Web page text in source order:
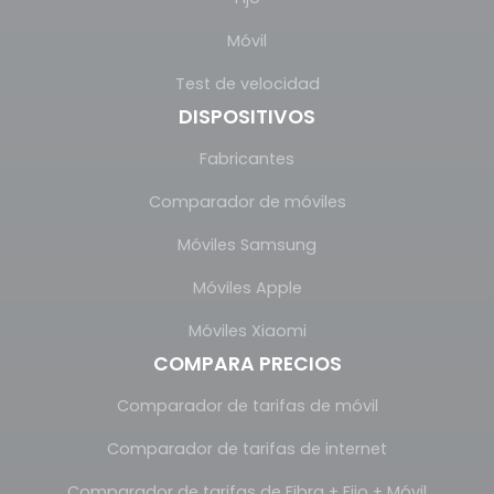
Móvil
Test de velocidad
DISPOSITIVOS
Fabricantes
Comparador de móviles
Móviles Samsung
Móviles Apple
Móviles Xiaomi
COMPARA PRECIOS
Comparador de tarifas de móvil
Comparador de tarifas de internet